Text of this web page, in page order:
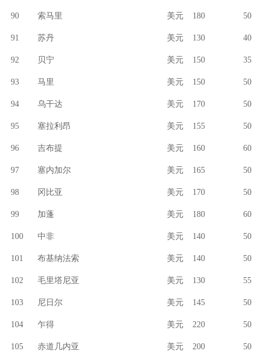
90 索马里 美元 180 50
91 苏丹 美元 130 40
92 贝宁 美元 150 35
93 马里 美元 150 50
94 乌干达 美元 170 50
95 塞拉利昂 美元 155 50
96 吉布提 美元 160 60
97 塞内加尔 美元 165 50
98 冈比亚 美元 170 50
99 加蓬 美元 180 60
100 中非 美元 140 50
101 布基纳法索 美元 140 50
102 毛里塔尼亚 美元 130 55
103 尼日尔 美元 145 50
104 乍得 美元 220 50
105 赤道几内亚 美元 200 50